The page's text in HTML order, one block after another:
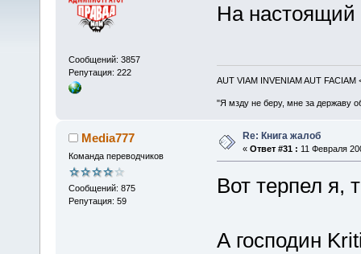
Сообщений: 3857
Репутация: 222
На
AUT VIAM INVENIAM AUT FACIAM
"Я мзду не беру, мне за державу
Media777
Команда переводчиков
Сообщений: 875
Репутация: 59
Re: Книга жалоб
« Ответ #31 : 11 Февраля
Вот терпел я,
А господин